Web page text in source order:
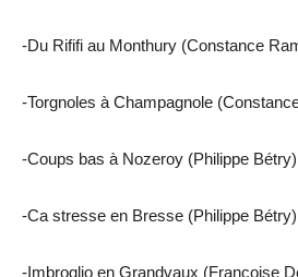
-Du Rififi au Monthury (Constance
-Torgnoles à Champagnole
-Coups bas à Nozeroy (Philippe Bétry)
-Ca stresse en Bresse (Philippe Bétry)
-Imbroglio en Grandvaux (Françoise